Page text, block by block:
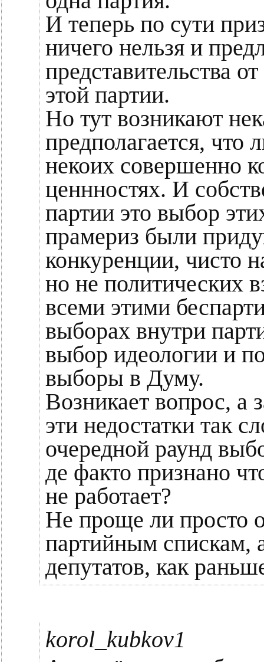
И теперь по сути
ничего нельзя и
представительства
этой партии.
Но тут возникают
предполагается, что
некоих совершенно
ценнностях. И
партии это выбор
прамериз были
конкуренции, чисто
но не политических
всеми этими
выборах внутри
выбор идеологии и
выборы в Думу.
Возникает вопрос, а
эти недостатки так
очередной раунд
де факто признано
не работает?
Не проще ли просто
партийным спискам,
депутатов, как
korol_kubkov1